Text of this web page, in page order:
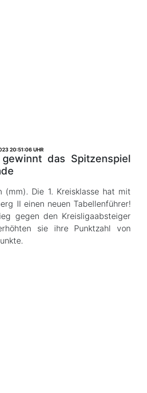
20:51:06 UHR
das Spitzenspiel
(mm). Die 1. Kreisklasse hat mit
II einen neuen Tabellenführer!
gegen den Kreisligaabsteiger
sie ihre Punktzahl von